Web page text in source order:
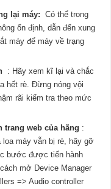
lại máy:
Có thể trong
ổn định, dẫn đến xung
máy để máy về trạng
: Hãy xem kĩ lại và chắc
hết rè. Đừng nóng vội
rãi kiểm tra theo mức
trang web của hãng :
loa máy vẫn bị rè, hãy gỡ
bước được tiến hành
mở Device Manager
=> Audio controller